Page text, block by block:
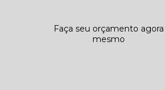
Faça seu orçamento agora
mesmo